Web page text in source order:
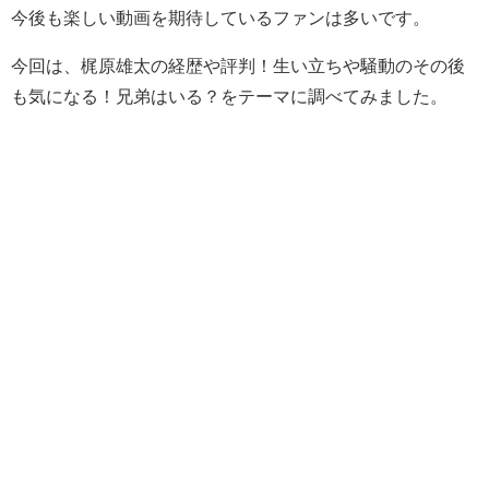
今後も楽しい動画を期待しているファンは多いです。
今回は、梶原雄太の経歴や評判！生い立ちや騒動のその後
も気になる！兄弟はいる？をテーマに調べてみました。